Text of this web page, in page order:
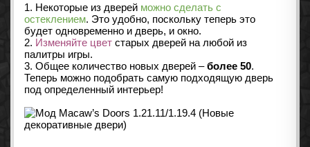
1. Некоторые из дверей можно сделать с
остеклением. Это удобно, поскольку теперь это
будет одновременно и дверь, и окно.
2. Изменяйте цвет старых дверей на любой из
палитры игры.
3. Общее количество новых дверей –более 50.
Теперь можно подобрать самую подходящую дверь
под определенный интерьер!